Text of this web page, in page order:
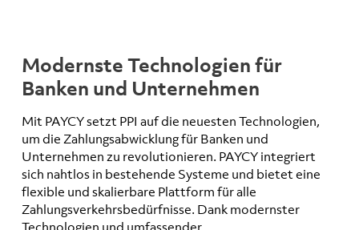
Modernste Technologien für
Banken und Unternehmen
Mit PAYCY setzt PPI auf die neuesten Technologien,
um die Zahlungsabwicklung für Banken und
Unternehmen zu revolutionieren. PAYCY integriert
sich nahtlos in bestehende Systeme und bietet eine
flexible und skalierbare Plattform für alle
Zahlungsverkehrsbedürfnisse. Dank modernster